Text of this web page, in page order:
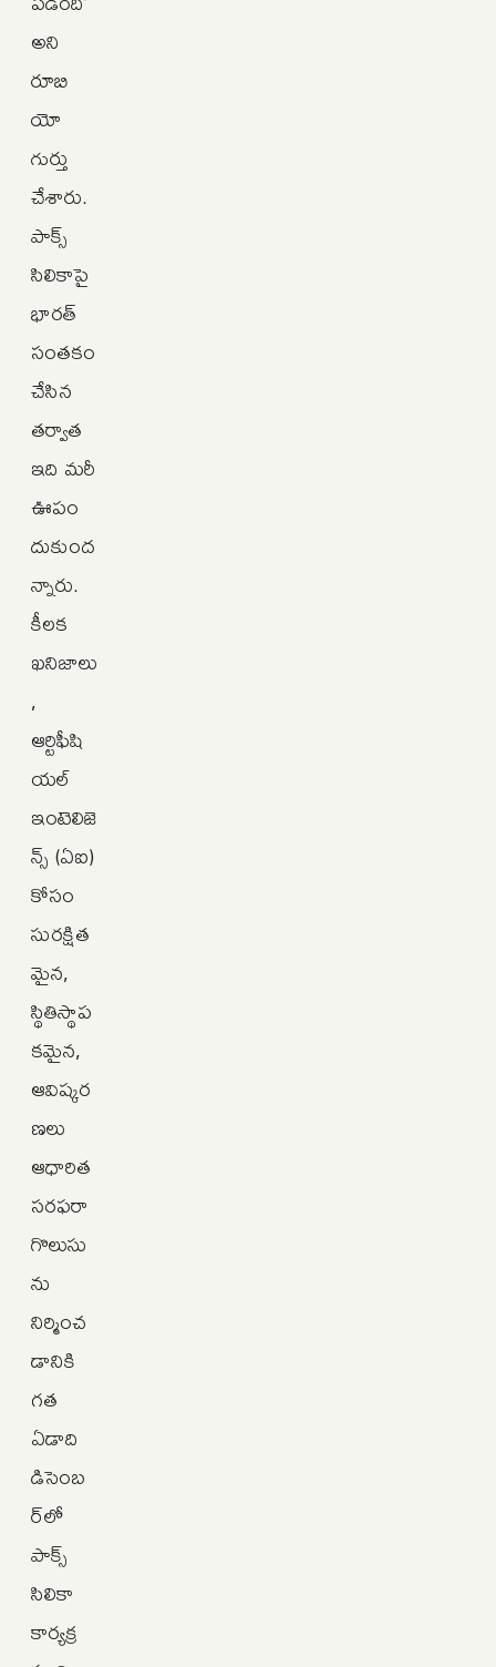
అని
రూబి
యో
గుర్తు
చేశారు.
పాక్స్‌
సిలికాపై
భారత్‌
సంతకం
చేసిన
తర్వాత
ఇది మరీ
ఊపం
దుకుంద
న్నారు.
కీలక
ఖనిజాలు
,
ఆర్టిఫీషి
యల్‌
ఇంటెలిజె
న్స్‌ (ఏఐ)
కోసం
సురక్షిత
మైన,
స్థితిస్థాప
కమైన,
ఆవిష్కర
ణలు
ఆధారిత
సరఫరా
గొలుసు
ను
నిర్మించ
డానికి
గత
ఏడాది
డిసెంబ
ర్‌లో
పాక్స్‌
సిలికా
కార్యక్ర